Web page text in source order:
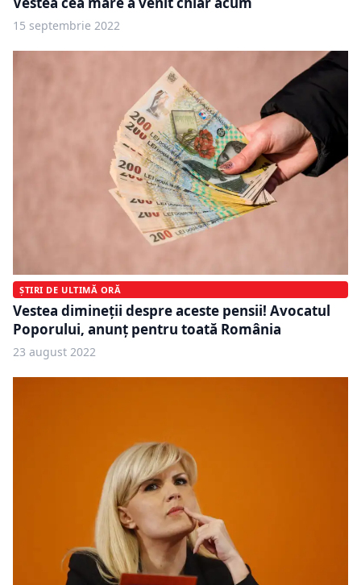
15 septembrie 2022
ȘTIRI DE ULTIMĂ ORĂ
Vestea dimineții despre aceste pensii! Avocatul
Poporului, anunț pentru toată România
23 august 2022